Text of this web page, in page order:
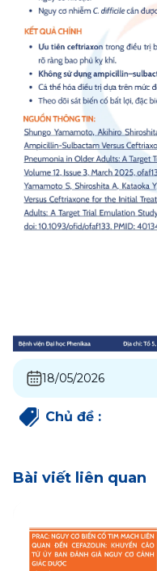
18/05/2026
Chủ đề :
Bài viết liên quan